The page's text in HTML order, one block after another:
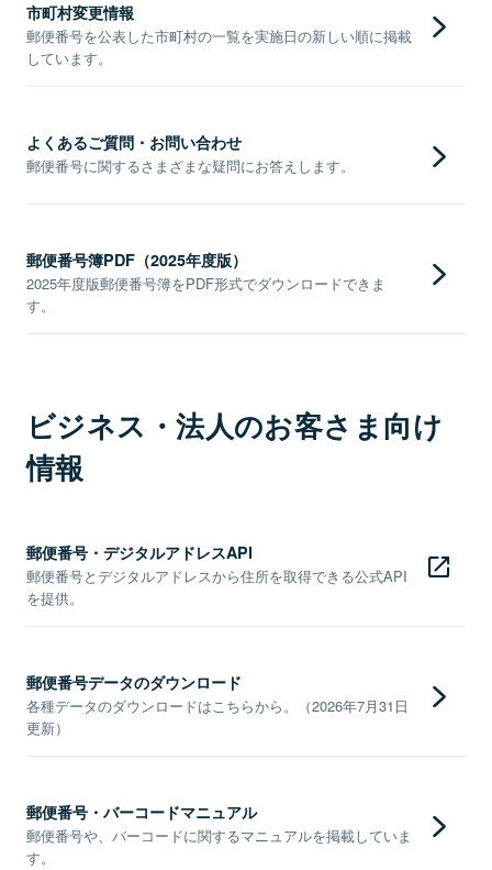
市町村変更情報
郵便番号を公表した市町村の一覧を実施日の新しい順に掲載
しています。
よくあるご質問・お問い合わせ
郵便番号に関するさまざまな疑問にお答えします。
郵便番号簿PDF（2025年度版）
2025年度版郵便番号簿をPDF形式でダウンロードできま
す。
ビジネス・法人のお客さま向け
情報
郵便番号・デジタルアドレスAPI
郵便番号とデジタルアドレスから住所を取得できる公式API
を提供。
郵便番号データのダウンロード
各種データのダウンロードはこちらから。（2026年7月31日
更新）
郵便番号・バーコードマニュアル
郵便番号や、バーコードに関するマニュアルを掲載していま
す。